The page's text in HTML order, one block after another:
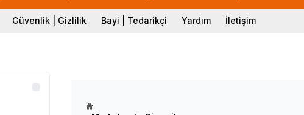
Güvenlik | Gizlilik Bayi | Tedarikçi Yardım İletişim